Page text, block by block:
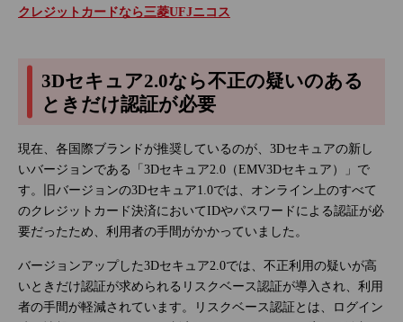
クレジットカードなら三菱UFJニコス
3Dセキュア2.0なら不正の疑いのある
ときだけ認証が必要
現在、各国際ブランドが推奨しているのが、3Dセキュアの新し
いバージョンである「3Dセキュア2.0（EMV3Dセキュア）」で
す。旧バージョンの3Dセキュア1.0では、オンライン上のすべて
のクレジットカード決済においてIDやパスワードによる認証が必
要だったため、利用者の手間がかかっていました。
バージョンアップした3Dセキュア2.0では、不正利用の疑いが高
いときだけ認証が求められるリスクベース認証が導入され、利用
者の手間が軽減されています。リスクベース認証とは、ログイン